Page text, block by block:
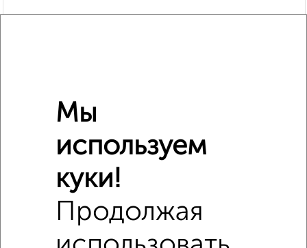
1‑комнатные квартиры с похожей площадью ±10%
Мы
используем
куки!
Продолжая